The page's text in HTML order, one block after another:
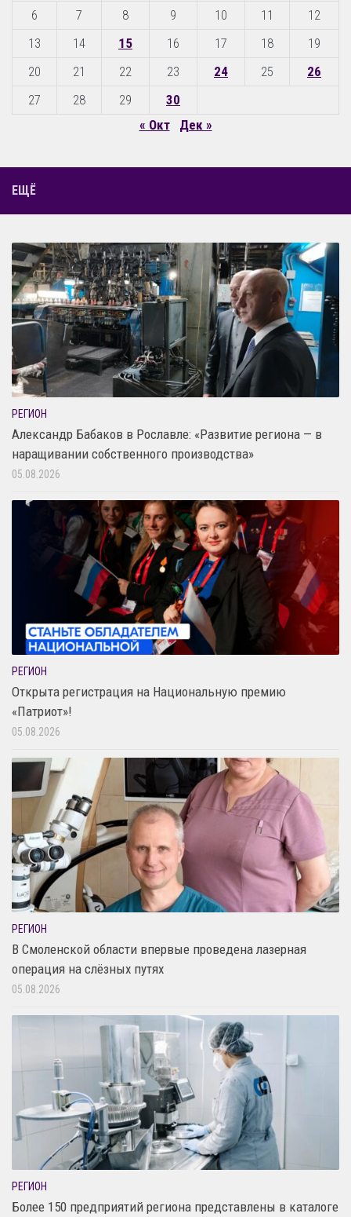
6 7 8 9 10 11
12
13
14 15 16 17 18
19
20
21 22 23 24 25
26
27
28 29
30
« Окт
Дек »
ЕЩЁ
РЕГИОН
Александр Бабаков в Рославле: «Развитие региона — в
наращивании собственного производства»
05.08.2026
РЕГИОН
Открыта регистрация на Национальную премию
«Патриот»!
05.08.2026
РЕГИОН
В Смоленской области впервые проведена лазерная
операция на слёзных путях
05.08.2026
РЕГИОН
Более 150 предприятий региона представлены в каталоге